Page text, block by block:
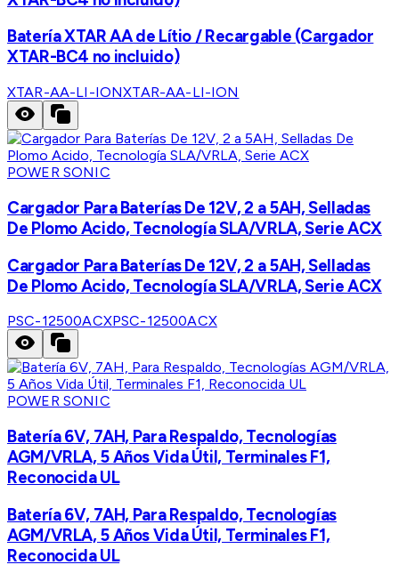
Batería XTAR AA de Lítio / Recargable (Cargador
XTAR-BC4 no incluido)
XTAR-AA-LI-IONXTAR-AA-LI-ION
POWER SONIC
Cargador Para Baterías De 12V, 2 a 5AH, Selladas
De Plomo Acido, Tecnología SLA/VRLA, Serie ACX
Cargador Para Baterías De 12V, 2 a 5AH, Selladas
De Plomo Acido, Tecnología SLA/VRLA, Serie ACX
PSC-12500ACXPSC-12500ACX
POWER SONIC
Batería 6V, 7AH, Para Respaldo, Tecnologías
AGM/VRLA, 5 Años Vida Útil, Terminales F1,
Reconocida UL
Batería 6V, 7AH, Para Respaldo, Tecnologías
AGM/VRLA, 5 Años Vida Útil, Terminales F1,
Reconocida UL